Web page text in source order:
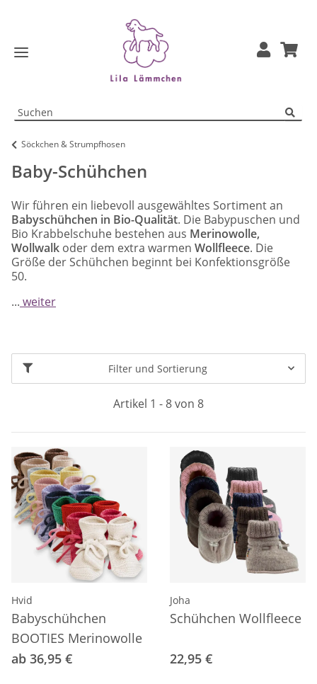
Söckchen & Strumpfhosen
Baby-Schühchen
Wir führen ein liebevoll ausgewähltes Sortiment an
Babyschühchen in Bio-Qualität. Die Babypuschen und
Bio Krabbelschuhe bestehen aus Merinowolle,
Wollwalk oder dem extra warmen Wollfleece. Die
Größe der Schühchen beginnt bei Konfektionsgröße
50.
... weiter
Filter und Sortierung
Artikel 1 - 8 von 8
Hvid
Babyschühchen
BOOTIES Merinowolle
ab 36,95 €
Joha
Schühchen Wollfleece
22,95 €